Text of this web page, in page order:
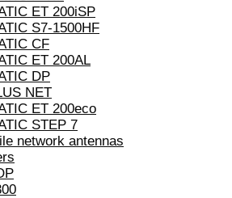
ET 200iSP
S7-1500HF
CF
ET 200AL
DP
NET
ET 200eco
STEP 7
network antennas